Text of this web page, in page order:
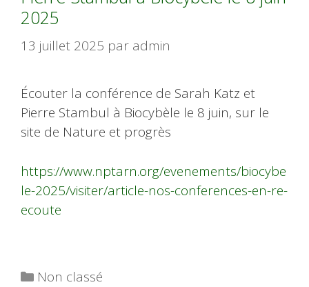
2025
13 juillet 2025 par admin
Écouter la conférence de Sarah Katz et
Pierre Stambul à Biocybèle le 8 juin, sur le
site de Nature et progrès
https://www.nptarn.org/evenements/biocybe
le-2025/visiter/article-nos-conferences-en-re-
ecoute
Catégories
Non classé